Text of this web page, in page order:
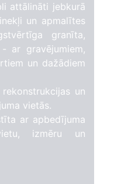
attālināti jebkurā
un apmalītes
granīta,
ar gravējumiem,
un dažādiem
un
vietās.
ar apbedījuma
izmēru un